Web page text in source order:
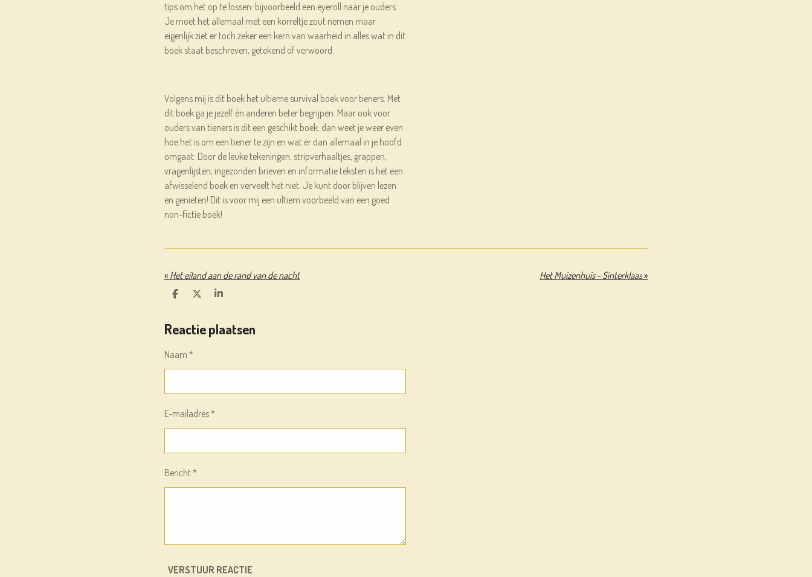
tips om het op te lossen: bijvoorbeeld een eyeroll naar je ouders.
Je moet het allemaal met een korreltje zout nemen maar
eigenlijk ziet er toch zeker een kern van waarheid in alles wat in dit
boek staat beschreven, getekend of verwoord.
Volgens mij is dit boek het ultieme survival boek voor tieners. Met
dit boek ga je jezelf én anderen beter begrijpen. Maar ook voor
ouders van tieners is dit een geschikt boek: dan weet je weer even
hoe het is om een tiener te zijn en wat er dan allemaal in je hoofd
omgaat. Door de leuke tekeningen, stripverhaaltjes, grappen,
vragenlijsten, ingezonden brieven en informatie teksten is het een
afwisselend boek en verveelt het niet. Je kunt door blijven lezen
en genieten! Dit is voor mij een ultiem voorbeeld van een goed
non-fictie boek!
« Het eiland aan de rand van de nacht Het Muizenhuis - Sinterklaas»
D
E
N
D
L
S
R
E
Reactie plaatsen
Naam *
E-mailadres *
Bericht *
VERSTUUR REACTIE